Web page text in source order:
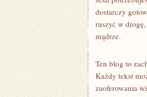
dostarczy
ruszyć w
mądrze.
Ten blog to
Każdy tekst
zaoferowania